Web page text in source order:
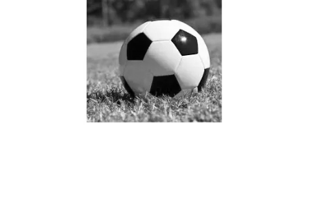
JRS直播JRS直播巴黎日耳
曼对阵尼斯精彩直播全程
回顾与赛后分析